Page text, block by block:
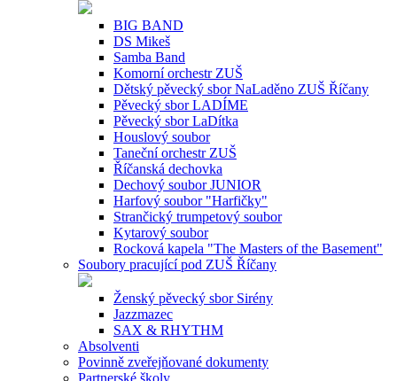
BIG BAND
DS Mikeš
Samba Band
Komorní orchestr ZUŠ
Dětský pěvecký sbor NaLaděno ZUŠ Říčany
Pěvecký sbor LADÍME
Pěvecký sbor LaDítka
Houslový soubor
Taneční orchestr ZUŠ
Říčanská dechovka
Dechový soubor JUNIOR
Harfový soubor "Harfičky"
Strančický trumpetový soubor
Kytarový soubor
Rocková kapela "The Masters of the Basement"
Soubory pracující pod ZUŠ Říčany
Ženský pěvecký sbor Sirény
Jazzmazec
SAX & RHYTHM
Absolventi
Povinně zveřejňované dokumenty
Partnerské školy